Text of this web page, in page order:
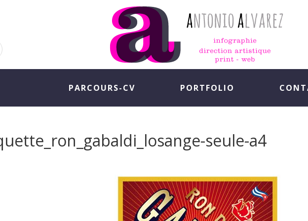
PARCOURS-CV PORTFOLIO
seule-a4